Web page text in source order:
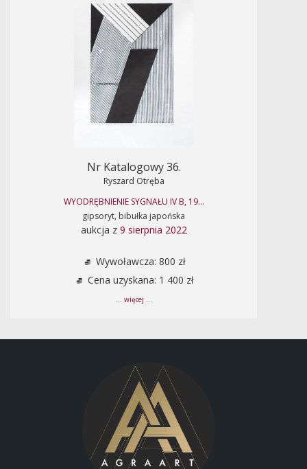
Nr Katalogowy 36.
Ryszard Otręba
WYODRĘBNIENIE SYGNAŁU IV B, 19...
gipsoryt, bibułka japońska
aukcja z 9 sierpnia 2022
Wywoławcza: 800 zł
Cena uzyskana: 1 400 zł
... więcej ...